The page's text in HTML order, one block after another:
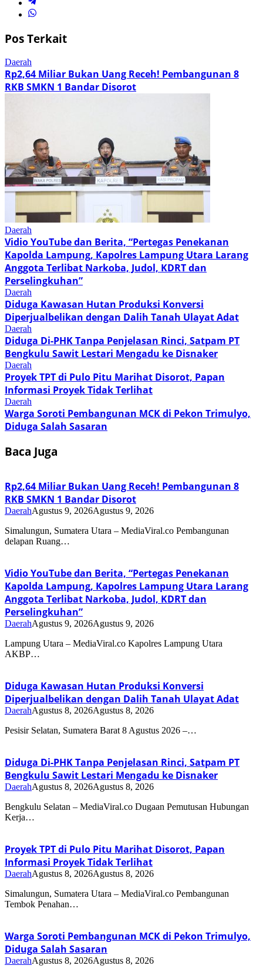
Pos Terkait
Daerah
Rp2,64 Miliar Bukan Uang Receh! Pembangunan 8
RKB SMKN 1 Bandar Disorot
Daerah
Vidio YouTube dan Berita, “Pertegas Penekanan
Kapolda Lampung, Kapolres Lampung Utara Larang
Anggota Terlibat Narkoba, Judol, KDRT dan
Perselingkuhan”
Daerah
Diduga Kawasan Hutan Produksi Konversi
Diperjualbelikan dengan Dalih Tanah Ulayat Adat
Daerah
Diduga Di-PHK Tanpa Penjelasan Rinci, Satpam PT
Bengkulu Sawit Lestari Mengadu ke Disnaker
Daerah
Proyek TPT di Pulo Pitu Marihat Disorot, Papan
Informasi Proyek Tidak Terlihat
Daerah
Warga Soroti Pembangunan MCK di Pekon Trimulyo,
Diduga Salah Sasaran
Baca Juga
Rp2,64 Miliar Bukan Uang Receh! Pembangunan 8
RKB SMKN 1 Bandar Disorot
DaerahAgustus 9, 2026Agustus 9, 2026
Simalungun, Sumatera Utara – MediaViral.co Pembangunan
delapan Ruang…
Vidio YouTube dan Berita, “Pertegas Penekanan
Kapolda Lampung, Kapolres Lampung Utara Larang
Anggota Terlibat Narkoba, Judol, KDRT dan
Perselingkuhan”
DaerahAgustus 9, 2026Agustus 9, 2026
Lampung Utara – MediaViral.co Kapolres Lampung Utara
AKBP…
Diduga Kawasan Hutan Produksi Konversi
Diperjualbelikan dengan Dalih Tanah Ulayat Adat
DaerahAgustus 8, 2026Agustus 8, 2026
Pesisir Selatan, Sumatera Barat 8 Agustus 2026 –…
Diduga Di-PHK Tanpa Penjelasan Rinci, Satpam PT
Bengkulu Sawit Lestari Mengadu ke Disnaker
DaerahAgustus 8, 2026Agustus 8, 2026
Bengkulu Selatan – MediaViral.co Dugaan Pemutusan Hubungan
Kerja…
Proyek TPT di Pulo Pitu Marihat Disorot, Papan
Informasi Proyek Tidak Terlihat
DaerahAgustus 8, 2026Agustus 8, 2026
Simalungun, Sumatera Utara – MediaViral.co Pembangunan
Tembok Penahan…
Warga Soroti Pembangunan MCK di Pekon Trimulyo,
Diduga Salah Sasaran
DaerahAgustus 8, 2026Agustus 8, 2026